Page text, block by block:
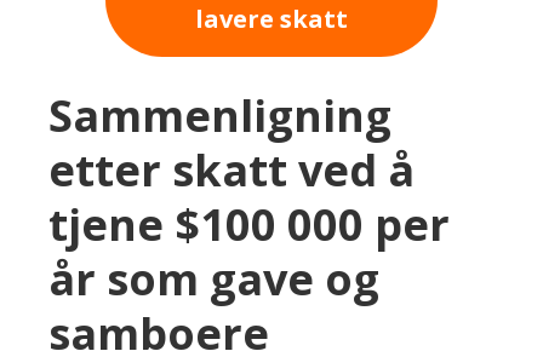
lavere skatt
Sammenligning
etter skatt ved å
tjene $100 000 per
år som gave og
samboere